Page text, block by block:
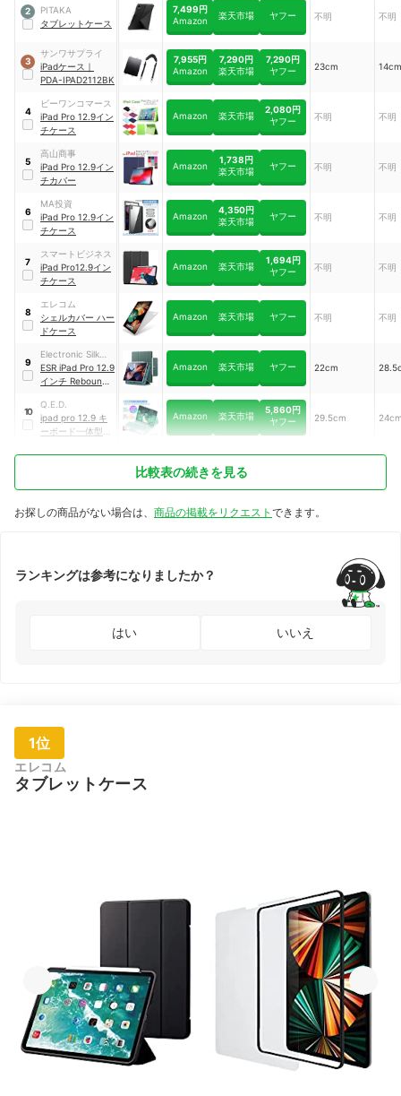
2
PITAKA
タブレットケース
7,499円
Amazon
楽天市場 ヤフー 不明 不明
3
サンワサプライ
iPadケース ｜
PDA-IPAD2112BK
7,955円
Amazon
7,290円
楽天市場
7,290円
ヤフー
23cm 14cm
4
ビーワンコマース
iPad Pro 12.9イン
チケース
Amazon 楽天市場
2,080円
ヤフー
不明 不明
5
高山商事
iPad Pro 12.9イン
チカバー
Amazon
1,738円
楽天市場
ヤフー 不明 不明
6
MA投資
iPad Pro 12.9イン
チケース
Amazon
4,350円
楽天市場
ヤフー 不明 不明
7
スマートビジネス
iPad Pro12.9イン
チケース
Amazon 楽天市場
1,694円
ヤフー
不明 不明
8
エレコム
シェルカバー ハー
ドケース
Amazon 楽天市場 ヤフー 不明 不明
9
Electronic Silk
Road
ESR iPad Pro 12.9
インチ Rebound
ケース
Amazon 楽天市場 ヤフー 22cm
10
Q.E.D.
ipad pro 12.9 キ
ーボード一体型タ
Amazon 楽天市場
5,860円
ヤフー
29.5cm
比較表の続きを見る
お探しの商品がない場合は、 商品の掲載をリクエスト できます。
ランキングは参考になりましたか？
はい いいえ
1位
エレコム
タブレットケース